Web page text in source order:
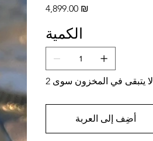
السعر ‏4,899.00 ₪
الكمية
لا يتبقى في المخزون سوى 2
أضِف إلى العربة